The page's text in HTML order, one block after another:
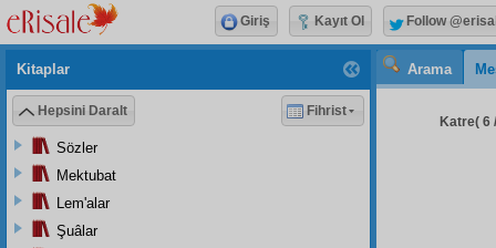
Arama
Katre( 6
Kitaplar
Hepsini Daralt Fihrist
Sözler
Mektubat
Lem'alar
Şuâlar
Giriş Kayıt Ol Follow